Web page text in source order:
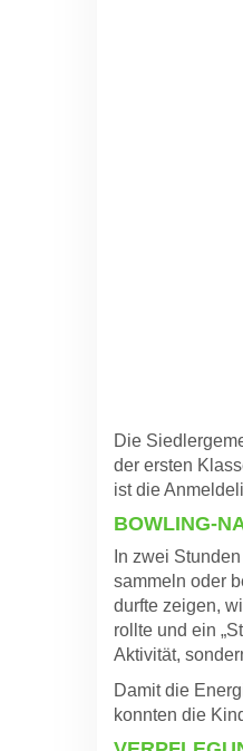
Die
der ersten
ist die
BOWLING-
In zwei
sammeln oder
durfte zeigen,
rollte und ein
Aktivität,
Damit die
konnten die